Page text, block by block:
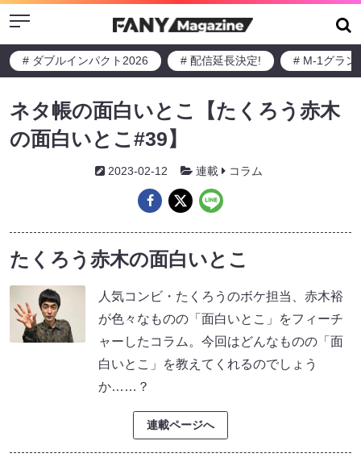
Menu
# ダブルインパクト2026 # 配信延長決定! # M-1グラン
ネタ帳の面白いとこ【たくろう赤木
の面白いとこ#39】
2023-02-12 連載 コラム
たくろう赤木の面白いとこ
人気コンビ・たくろうのボケ担当、赤木裕
が色々なものの「面白いとこ」をフィーチ
ャーしたコラム。今回はどんなものの「面
白いとこ」を教えてくれるのでしょう
か……？
連載ページへ